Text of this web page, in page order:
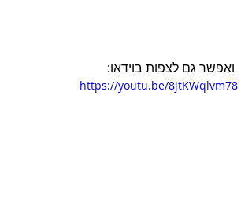
ואפשר גם לצפות בוידאו:
https://youtu.be/8jtKWqlvm78